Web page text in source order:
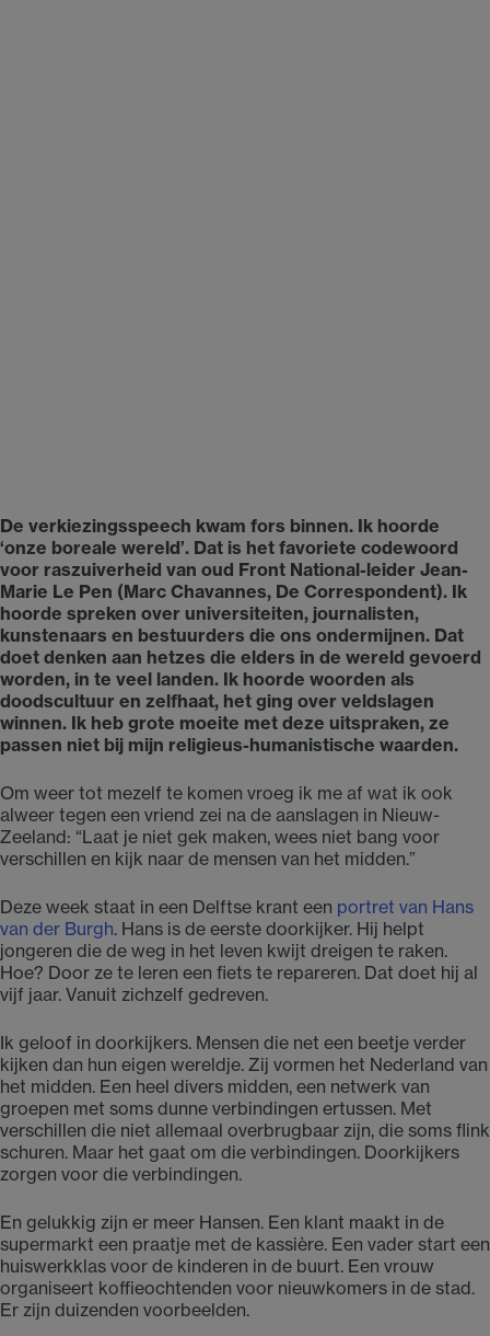
De verkiezingsspeech kwam fors binnen. Ik hoorde
‘onze boreale wereld’. Dat is het favoriete codewoord
voor raszuiverheid van oud Front National-leider Jean-
Marie Le Pen (Marc Chavannes, De Correspondent). Ik
hoorde spreken over universiteiten, journalisten,
kunstenaars en bestuurders die ons ondermijnen. Dat
doet denken aan hetzes die elders in de wereld gevoerd
worden, in te veel landen. Ik hoorde woorden als
doodscultuur en zelfhaat, het ging over veldslagen
winnen. Ik heb grote moeite met deze uitspraken, ze
passen niet bij mijn religieus-humanistische waarden.
Om weer tot mezelf te komen vroeg ik me af wat ik ook
alweer tegen een vriend zei na de aanslagen in Nieuw-
Zeeland: “Laat je niet gek maken, wees niet bang voor
verschillen en kijk naar de mensen van het midden.”
Deze week staat in een Delftse krant een portret van Hans
van der Burgh. Hans is de eerste doorkijker. Hij helpt
jongeren die de weg in het leven kwijt dreigen te raken.
Hoe? Door ze te leren een fiets te repareren. Dat doet hij al
vijf jaar. Vanuit zichzelf gedreven.
Ik geloof in doorkijkers. Mensen die net een beetje verder
kijken dan hun eigen wereldje. Zij vormen het Nederland van
het midden. Een heel divers midden, een netwerk van
groepen met soms dunne verbindingen ertussen. Met
verschillen die niet allemaal overbrugbaar zijn, die soms flink
schuren. Maar het gaat om die verbindingen. Doorkijkers
zorgen voor die verbindingen.
En gelukkig zijn er meer Hansen. Een klant maakt in de
supermarkt een praatje met de kassière. Een vader start een
huiswerkklas voor de kinderen in de buurt. Een vrouw
organiseert koffieochtenden voor nieuwkomers in de stad.
Er zijn duizenden voorbeelden.